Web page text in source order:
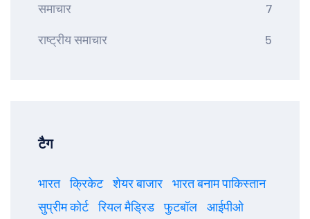
समाचार 7
राष्ट्रीय समाचार 5
टैग
भारत क्रिकेट शेयर बाजार
भारत बनाम पाकिस्तान
सुप्रीम कोर्ट
रियल मैड्रिड फुटबॉल
आईपीओ